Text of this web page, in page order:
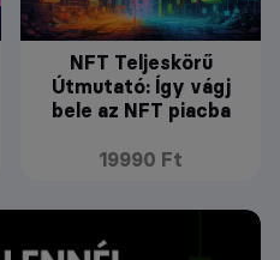
NFT Teljeskörű
Útmutató: Így vágj
bele az NFT piacba
19990 Ft